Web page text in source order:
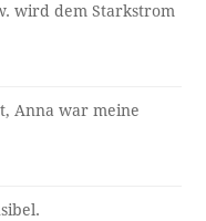
wird dem Starkstrom
Anna war meine